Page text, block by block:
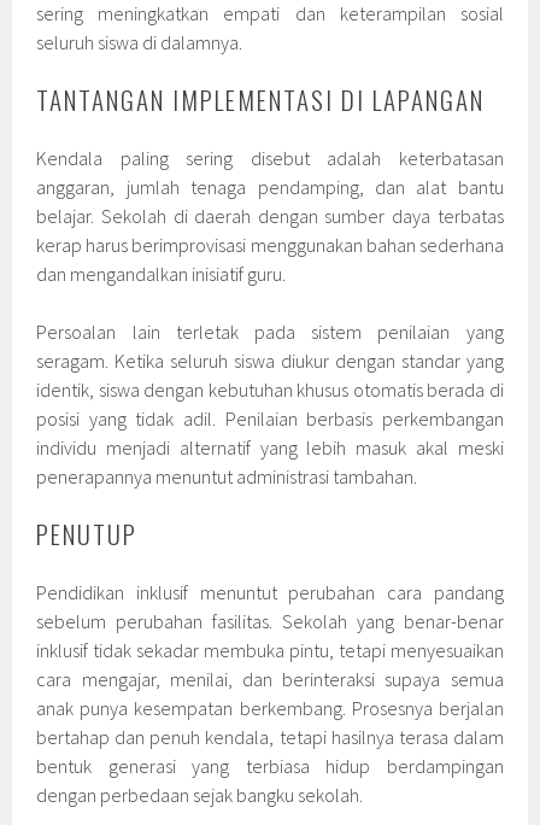
sering meningkatkan empati dan keterampilan sosial
seluruh siswa di dalamnya.
TANTANGAN IMPLEMENTASI DI LAPANGAN
Kendala paling sering disebut adalah keterbatasan
anggaran, jumlah tenaga pendamping, dan alat bantu
belajar. Sekolah di daerah dengan sumber daya terbatas
kerap harus berimprovisasi menggunakan bahan sederhana
dan mengandalkan inisiatif guru.
Persoalan lain terletak pada sistem penilaian yang
seragam. Ketika seluruh siswa diukur dengan standar yang
identik, siswa dengan kebutuhan khusus otomatis berada di
posisi yang tidak adil. Penilaian berbasis perkembangan
individu menjadi alternatif yang lebih masuk akal meski
penerapannya menuntut administrasi tambahan.
PENUTUP
Pendidikan inklusif menuntut perubahan cara pandang
sebelum perubahan fasilitas. Sekolah yang benar-benar
inklusif tidak sekadar membuka pintu, tetapi menyesuaikan
cara mengajar, menilai, dan berinteraksi supaya semua
anak punya kesempatan berkembang. Prosesnya berjalan
bertahap dan penuh kendala, tetapi hasilnya terasa dalam
bentuk generasi yang terbiasa hidup berdampingan
dengan perbedaan sejak bangku sekolah.